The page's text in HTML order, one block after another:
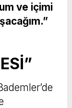
ve içimi